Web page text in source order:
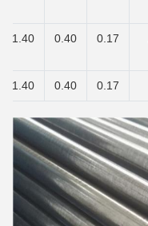
0.17
0.40
1.40
0.17
0.40
1.40